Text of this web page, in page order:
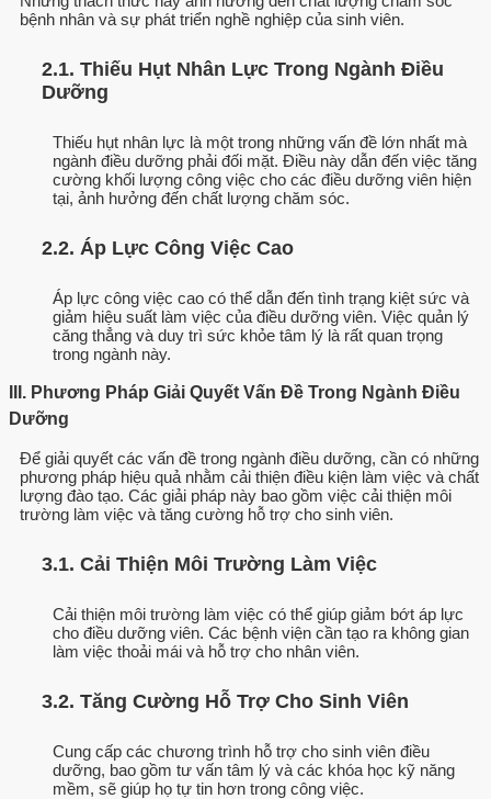
bệnh nhân và sự phát triển nghề nghiệp của sinh viên.
2.1. Thiếu Hụt Nhân Lực Trong Ngành Điều
Dưỡng
Thiếu hụt nhân lực là một trong những vấn đề lớn nhất mà
ngành điều dưỡng phải đối mặt. Điều này dẫn đến việc tăng
cường khối lượng công việc cho các điều dưỡng viên hiện
tại, ảnh hưởng đến chất lượng chăm sóc.
2.2. Áp Lực Công Việc Cao
Áp lực công việc cao có thể dẫn đến tình trạng kiệt sức và
giảm hiệu suất làm việc của điều dưỡng viên. Việc quản lý
căng thẳng và duy trì sức khỏe tâm lý là rất quan trọng
trong ngành này.
III. Phương Pháp Giải Quyết Vấn Đề Trong Ngành Điều
Dưỡng
Để giải quyết các vấn đề trong ngành điều dưỡng, cần có những
phương pháp hiệu quả nhằm cải thiện điều kiện làm việc và chất
lượng đào tạo. Các giải pháp này bao gồm việc cải thiện môi
trường làm việc và tăng cường hỗ trợ cho sinh viên.
3.1. Cải Thiện Môi Trường Làm Việc
Cải thiện môi trường làm việc có thể giúp giảm bớt áp lực
cho điều dưỡng viên. Các bệnh viện cần tạo ra không gian
làm việc thoải mái và hỗ trợ cho nhân viên.
3.2. Tăng Cường Hỗ Trợ Cho Sinh Viên
Cung cấp các chương trình hỗ trợ cho sinh viên điều
dưỡng, bao gồm tư vấn tâm lý và các khóa học kỹ năng
mềm, sẽ giúp họ tự tin hơn trong công việc.